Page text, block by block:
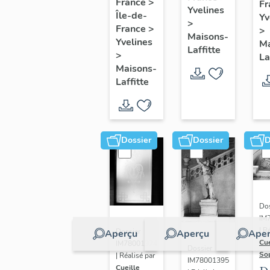
Île-de-
France >
Yvelines
>
Maisons-
Laffitte
marines
Yvelines
>
Maisons-
Laffitte
>
Dossier
Aperçu
Dossier
| Réalisé par
Cueille
Dossier
Aperçu
IM78001395
|